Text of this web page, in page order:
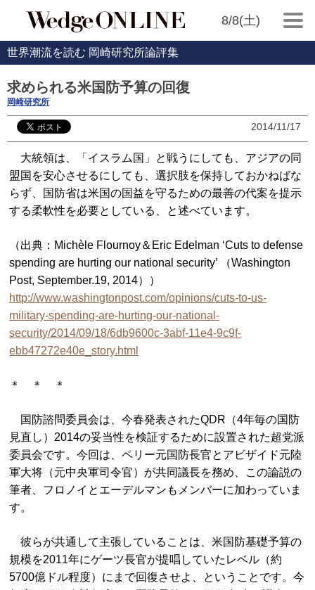
8/8(土)
世界潮流を読む 岡崎研究所論評集
求められる米国防予算の回復
岡崎研究所
2014/11/17
大統領は、「イスラム国」と戦うにしても、アジアの同
盟国を安心させるにしても、選択肢を保持しておかねばな
らず、国防省は米国の国益を守るための最善の代案を提示
する柔軟性を必要としている、と述べています。
（出典：Michèle Flournoy＆Eric Edelman ‘Cuts to defense
spending are hurting our national security’ （Washington
Post, September.19, 2014））
http://www.washingtonpost.com/opinions/cuts-to-us-
military-spending-are-hurting-our-national-
security/2014/09/18/6db9600c-3abf-11e4-9c9f-
ebb47272e40e_story.html
＊ ＊ ＊
国防諮問委員会は、今春発表されたQDR（4年毎の国防
見直し）2014の妥当性を検証するために設置された超党派
委員会です。今回は、ペリー元国防長官とアビザイド元陸
軍大将（元中央軍司令官）が共同議長を務め、この論説の
筆者、フロノイとエーデルマンもメンバーに加わっていま
す。
彼らが共通して主張していることは、米国防基礎予算の
規模を2011年にゲーツ長官が提唱していたレベル（約
5700億ドル程度）にまで回復させよ、ということです。今